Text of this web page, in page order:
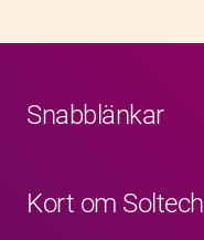
Snabblänkar
Kort om Soltech